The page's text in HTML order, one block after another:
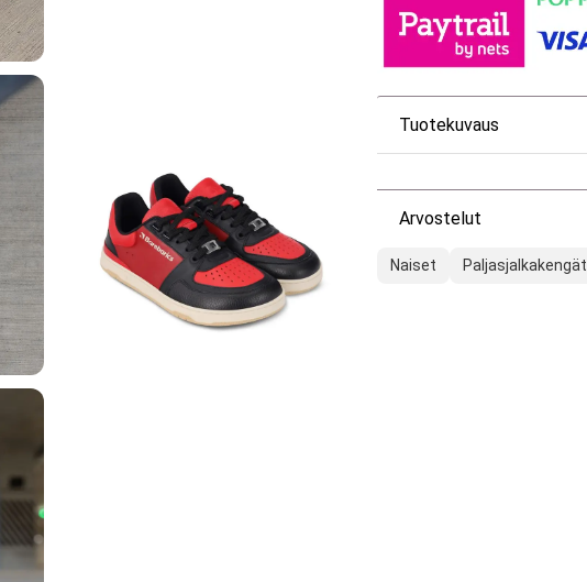
Tuotekuvaus
Arvostelut
Naiset Paljasjalkakengät